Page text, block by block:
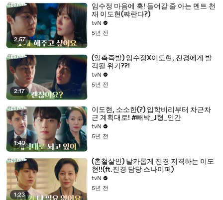
2:57
임수정 마음에 훅! 들어갈 줄 아는 멘트 천
재 이도현(쨔란다?)
tvN
5년 전
2:17
(일촉즉발) 임수정X이도현, 진경에게 발
각될 위기??!
tvN
5년 전
1:40
이도현, 소소한(?) 입학비리부터 차근차
근 계획대로! #빼박_J형_인간
tvN
5년 전
1:23
(촌철살인) 날카롭게 진경 저격하는 이도
현!!(ft.진경 담당 스나이퍼)
tvN
5년 전